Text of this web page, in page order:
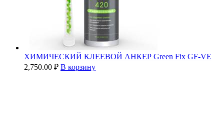
ХИМИЧЕСКИЙ КЛЕЕВОЙ АНКЕР Green Fix GF-VE
2,750.00 ₽ В корзину